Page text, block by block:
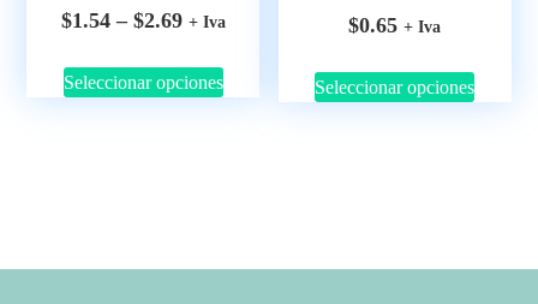
$1.54 – $2.69 + Iva
Seleccionar opciones
$0.65 + Iva
Seleccionar opciones